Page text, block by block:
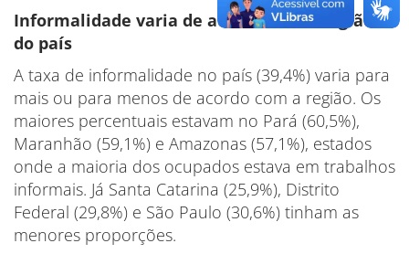
Informalidade varia de acordo com a região
do país
A taxa de informalidade no país (39,4%) varia para
mais ou para menos de acordo com a região. Os
maiores percentuais estavam no Pará (60,5%),
Maranhão (59,1%) e Amazonas (57,1%), estados
onde a maioria dos ocupados estava em trabalhos
informais. Já Santa Catarina (25,9%), Distrito
Federal (29,8%) e São Paulo (30,6%) tinham as
menores proporções.